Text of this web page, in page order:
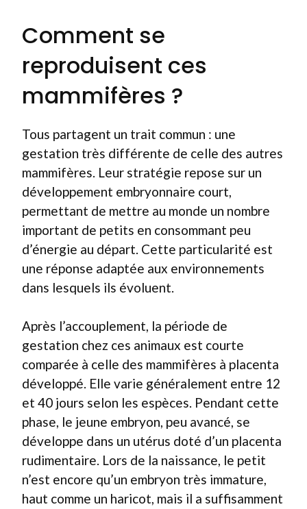
Comment se
reproduisent ces
mammifères ?
Tous partagent un trait commun : une
gestation très différente de celle des autres
mammifères. Leur stratégie repose sur un
développement embryonnaire court,
permettant de mettre au monde un nombre
important de petits en consommant peu
d’énergie au départ. Cette particularité est
une réponse adaptée aux environnements
dans lesquels ils évoluent.
Après l’accouplement, la période de
gestation chez ces animaux est courte
comparée à celle des mammifères à placenta
développé. Elle varie généralement entre 12
et 40 jours selon les espèces. Pendant cette
phase, le jeune embryon, peu avancé, se
développe dans un utérus doté d’un placenta
rudimentaire. Lors de la naissance, le petit
n’est encore qu’un embryon très immature,
haut comme un haricot, mais il a suffisamment